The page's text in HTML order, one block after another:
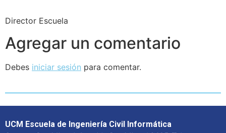
Director Escuela
Agregar un comentario
Debes iniciar sesión para comentar.
UCM Escuela de Ingeniería Civil Informática